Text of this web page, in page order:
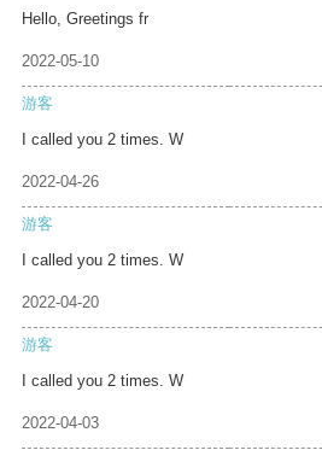
Hello, Greetings fr
2022-05-10
游客
I called you 2 times. W
2022-04-26
游客
I called you 2 times. W
2022-04-20
游客
I called you 2 times. W
2022-04-03